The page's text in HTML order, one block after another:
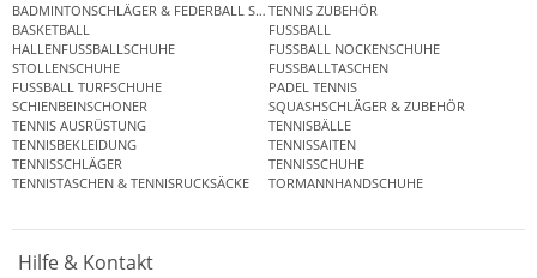
BADMINTONSCHLÄGER & FEDERBALL SETSTENNIS ZUBEHÖR
BASKETBALL
FUSSBALL
HALLENFUSSBALLSCHUHE
FUSSBALL NOCKENSCHUHE
STOLLENSCHUHE
FUSSBALLTASCHEN
FUSSBALL TURFSCHUHE
PADEL TENNIS
SCHIENBEINSCHONER
SQUASHSCHLÄGER & ZUBEHÖR
TENNIS AUSRÜSTUNG
TENNISBÄLLE
TENNISBEKLEIDUNG
TENNISSAITEN
TENNISSCHLÄGER
TENNISSCHUHE
TENNISTASCHEN & TENNISRUCKSÄCKE
TORMANNHANDSCHUHE
Hilfe & Kontakt